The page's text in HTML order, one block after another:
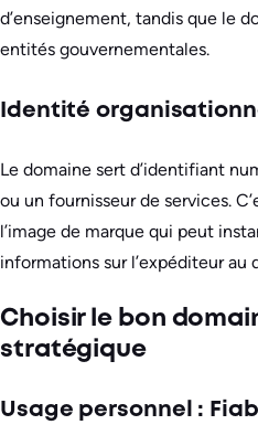
d’enseignement, tandis que le
entités gouvernementales.
Identité
Le domaine sert d’identifiant
ou un fournisseur de services.
l’image de marque qui peut
informations sur l’expéditeur au
Choisir le bon
stratégique
Usage personnel :